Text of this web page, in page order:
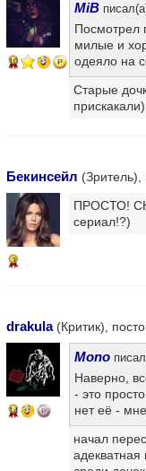
10
MiB
Посмотрел
милые и
одеяло на
Старые
прискакали)
Бекинсейл (Зритель),
3
ПРОСТО!
сериал!?)
drakula(Критик),
14
Mono
Наверно,
- это
нет её -
начал